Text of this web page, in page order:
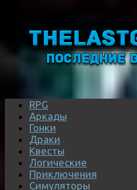
RPG
Аркады
Гонки
Драки
Квесты
Логические
Приключения
Симуляторы